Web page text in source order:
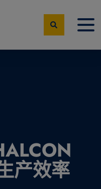
产效率